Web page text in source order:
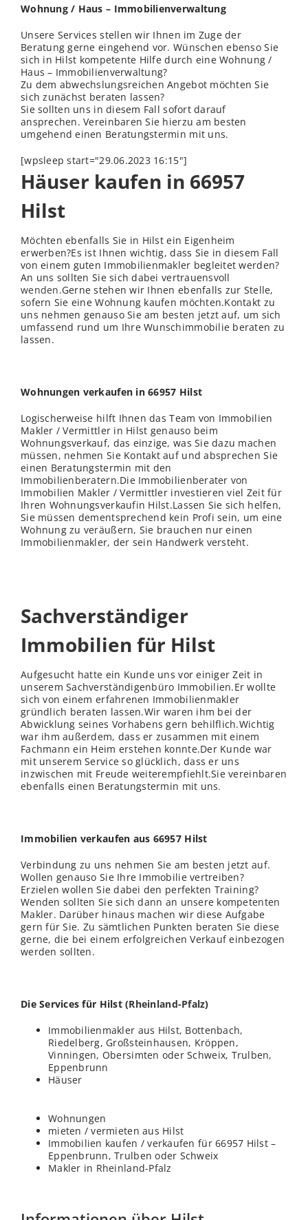
Wohnung / Haus – Immobilienverwaltung
Unsere Services stellen wir Ihnen im Zuge der
Beratung gerne eingehend vor. Wünschen ebenso Sie
sich in Hilst kompetente Hilfe durch eine Wohnung /
Haus – Immobilienverwaltung?
Zu dem abwechslungsreichen Angebot möchten Sie
sich zunächst beraten lassen?
Sie sollten uns in diesem Fall sofort darauf
ansprechen. Vereinbaren Sie hierzu am besten
umgehend einen Beratungstermin mit uns.
[wpsleep start="29.06.2023 16:15"]
Häuser kaufen in 66957
Hilst
Möchten ebenfalls Sie in Hilst ein Eigenheim
erwerben?Es ist Ihnen wichtig, dass Sie in diesem Fall
von einem guten Immobilienmakler begleitet werden?
An uns sollten Sie sich dabei vertrauensvoll
wenden.Gerne stehen wir Ihnen ebenfalls zur Stelle,
sofern Sie eine Wohnung kaufen möchten.Kontakt zu
uns nehmen genauso Sie am besten jetzt auf, um sich
umfassend rund um Ihre Wunschimmobilie beraten zu
lassen.
Wohnungen verkaufen in 66957 Hilst
Logischerweise hilft Ihnen das Team von Immobilien
Makler / Vermittler in Hilst genauso beim
Wohnungsverkauf, das einzige, was Sie dazu machen
müssen, nehmen Sie Kontakt auf und absprechen Sie
einen Beratungstermin mit den
Immobilienberatern.Die Immobilienberater von
Immobilien Makler / Vermittler investieren viel Zeit für
Ihren Wohnungsverkaufin Hilst.Lassen Sie sich helfen,
Sie müssen dementsprechend kein Profi sein, um eine
Wohnung zu veräußern, Sie brauchen nur einen
Immobilienmakler, der sein Handwerk versteht.
Sachverständiger
Immobilien für Hilst
Aufgesucht hatte ein Kunde uns vor einiger Zeit in
unserem Sachverständigenbüro Immobilien.Er wollte
sich von einem erfahrenen Immobilienmakler
gründlich beraten lassen.Wir waren ihm bei der
Abwicklung seines Vorhabens gern behilflich.Wichtig
war ihm außerdem, dass er zusammen mit einem
Fachmann ein Heim erstehen konnte.Der Kunde war
mit unserem Service so glücklich, dass er uns
inzwischen mit Freude weiterempfiehlt.Sie vereinbaren
ebenfalls einen Beratungstermin mit uns.
Immobilien verkaufen aus 66957 Hilst
Verbindung zu uns nehmen Sie am besten jetzt auf.
Wollen genauso Sie Ihre Immobilie vertreiben?
Erzielen wollen Sie dabei den perfekten Training?
Wenden sollten Sie sich dann an unsere kompetenten
Makler. Darüber hinaus machen wir diese Aufgabe
gern für Sie. Zu sämtlichen Punkten beraten Sie diese
gerne, die bei einem erfolgreichen Verkauf einbezogen
werden sollten.
Die Services für Hilst (Rheinland-Pfalz)
Immobilienmakler aus Hilst, Bottenbach,
Riedelberg, Großsteinhausen, Kröppen,
Vinningen, Obersimten oder Schweix, Trulben,
Eppenbrunn
Häuser
Wohnungen
mieten / vermieten aus Hilst
Immobilien kaufen / verkaufen für 66957 Hilst –
Eppenbrunn, Trulben oder Schweix
Makler in Rheinland-Pfalz